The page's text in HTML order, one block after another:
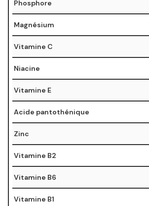
Phosphore
Magnésium
Vitamine C
Niacine
Vitamine E
Acide pantothénique
Zinc
Vitamine B2
Vitamine B6
Vitamine B1